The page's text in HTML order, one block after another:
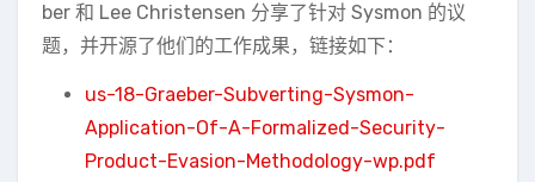
ber 和 Lee Christensen 分享了针对 Sysmon 的议
题，并开源了他们的工作成果，链接如下：
us-18-Graeber-Subverting-Sysmon-
Application-Of-A-Formalized-Security-
Product-Evasion-Methodology-wp.pdf